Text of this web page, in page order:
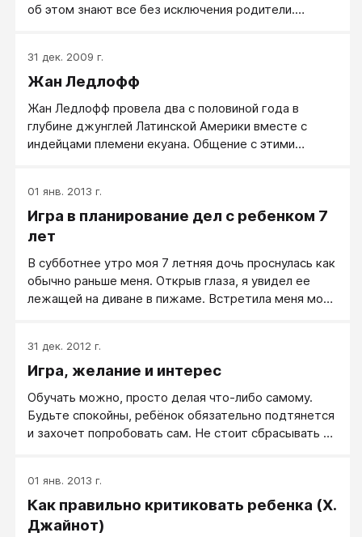
об этом знают все без исключения родители.
обучения маленького человечка, как правило, не
обходится без «руководящих указаний» со стороны
лидера, главного в совместном деле, игре.
31 дек. 2009 г.
Жан Ледлофф
Жан Ледлофф провела два с половиной года в
глубине джунглей Латинской Америки вместе с
индейцами племени екуана. Общение с этими
представления о том, как человек должен жить и
воспитывать детей, и написала эту сенсационную
книгу, ставшую бестселлером во многих странах
01 янв. 2013 г.
Игра в планирование дел с ребенком 7
лет
В субботнее утро моя 7 летняя дочь проснулась как
обычно раньше меня. Открыв глаза, я увидел ее
лежащей на диване в пижаме. Встретила меня моя
31 дек. 2012 г.
Игра, желание и интерес
Обучать можно, просто делая что-либо самому.
Будьте спокойны, ребёнок обязательно подтянется
и захочет попробовать сам. Не стоит сбрасывать со
занимает себя каким-то делом, а он ещё может
выражать своё позитивное отношение к вам. Значит,
ему с вами комфортно и безопасно. А объяснять
01 янв. 2013 г.
Как правильно критиковать ребенка (Х.
Джайнот)